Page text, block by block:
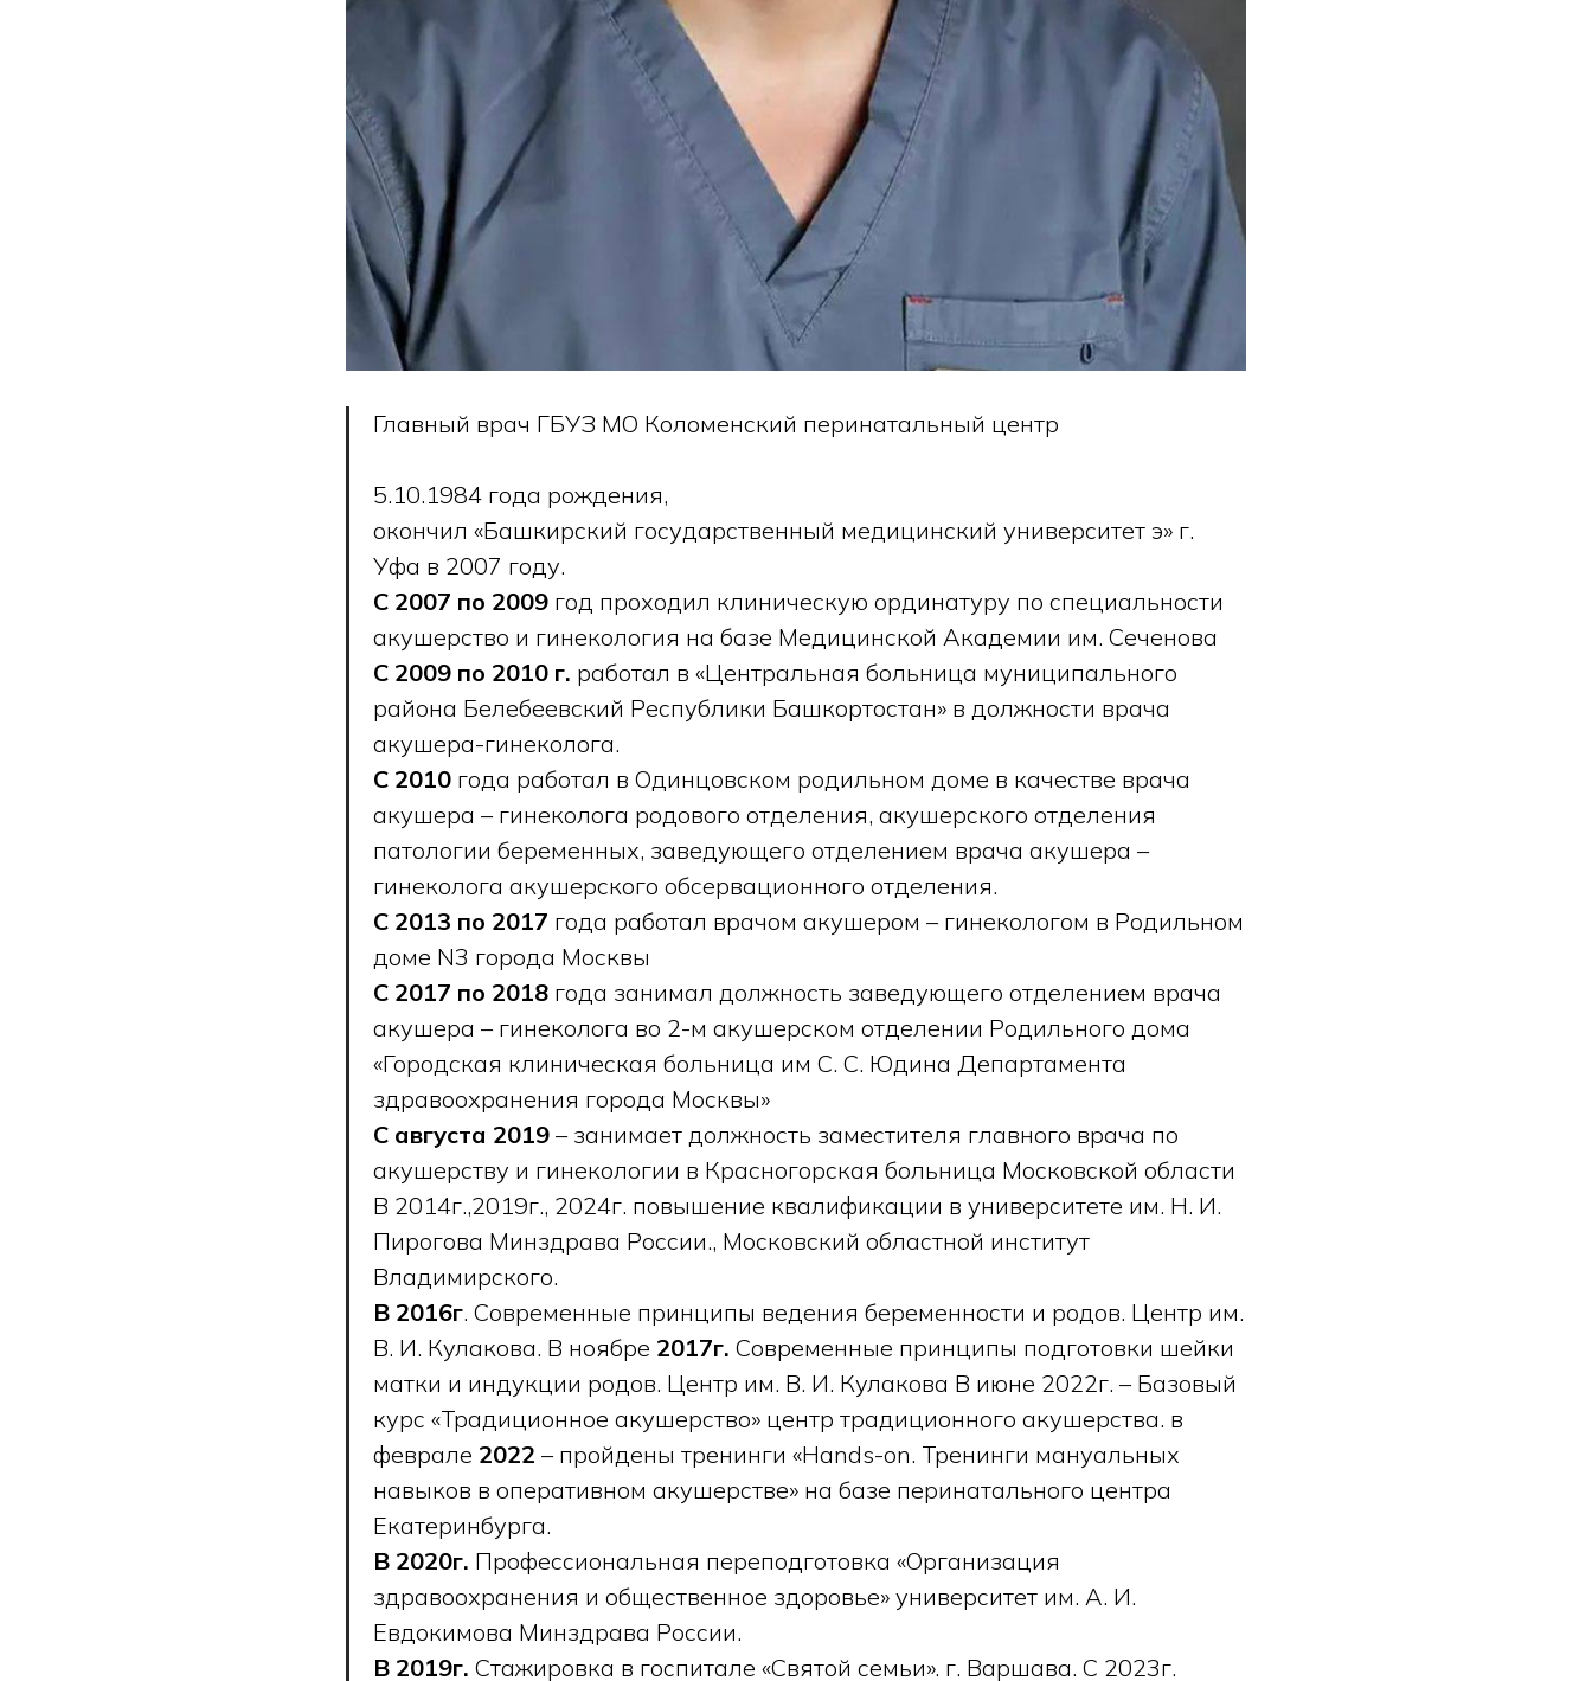
Главный врач ГБУЗ МО Коломенский перинатальный центр
5.10.1984 года рождения,
окончил «Башкирский государственный медицинский университет э» г.
Уфа в 2007 году.
С 2007 по 2009 год проходил клиническую ординатуру по специальности
акушерство и гинекология на базе Медицинской Академии им. Сеченова
С 2009 по 2010 г. работал в «Центральная больница муниципального
района Белебеевский Республики Башкортостан» в должности врача
акушера-гинеколога.
С 2010 года работал в Одинцовском родильном доме в качестве врача
акушера – гинеколога родового отделения, акушерского отделения
патологии беременных, заведующего отделением врача акушера –
гинеколога акушерского обсервационного отделения.
С 2013 по 2017 года работал врачом акушером – гинекологом в Родильном
доме N3 города Москвы
С 2017 по 2018 года занимал должность заведующего отделением врача
акушера – гинеколога во 2-м акушерском отделении Родильного дома
«Городская клиническая больница им С. С. Юдина Департамента
здравоохранения города Москвы»
С августа 2019 – занимает должность заместителя главного врача по
акушерству и гинекологии в Красногорская больница Московской области
В 2014г.,2019г., 2024г. повышение квалификации в университете им. Н. И.
Пирогова Минздрава России., Московский областной институт
Владимирского.
В 2016г. Современные принципы ведения беременности и родов. Центр им.
В. И. Кулакова. В ноябре 2017г. Современные принципы подготовки шейки
матки и индукции родов. Центр им. В. И. Кулакова В июне 2022г. – Базовый
курс «Традиционное акушерство» центр традиционного акушерства. в
феврале 2022 – пройдены тренинги «Hands-on. Тренинги мануальных
навыков в оперативном акушерстве» на базе перинатального центра
Екатеринбурга.
В 2020г. Профессиональная переподготовка «Организация
здравоохранения и общественное здоровье» университет им. А. И.
Евдокимова Минздрава России.
В 2019г. Стажировка в госпитале «Святой семьи». г. Варшава. С 2023г.